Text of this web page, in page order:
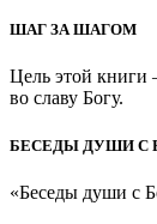
ШАГ ЗА ШАГОМ
Цель этой книги
во славу Богу.
БЕСЕДЫ ДУШИ С
«Беседы души с